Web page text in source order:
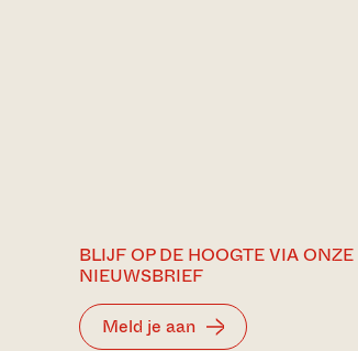
BLIJF OP DE HOOGTE VIA ONZE
NIEUWSBRIEF
Meld je aan